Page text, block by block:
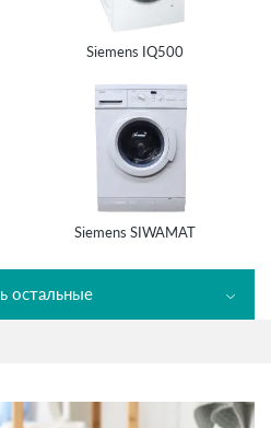
Siemens IQ500
Siemens SIWAMAT
остальные